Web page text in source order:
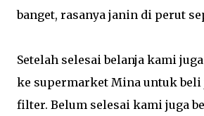
banget, rasanya janin di perut
Setelah selesai belanja kami
ke supermarket Mina untuk beli
filter. Belum selesai kami juga